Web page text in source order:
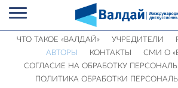
ЧТО ТАКОЕ «ВАЛДАЙ» УЧРЕДИТЕЛИ
АВТОРЫ
КОНТАКТЫ
СМИ О
СОГЛАСИЕ НА ОБРАБОТКУ
ПОЛИТИКА ОБРАБОТКИ